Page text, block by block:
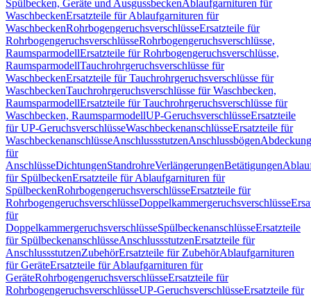
Spülbecken, Geräte und AusgussbeckenAblaufgarnituren für
WaschbeckenErsatzteile für Ablaufgarnituren für
WaschbeckenRohrbogengeruchsverschlüsseErsatzteile für
RohrbogengeruchsverschlüsseRohrbogengeruchsverschlüsse,
RaumsparmodellErsatzteile für Rohrbogengeruchsverschlüsse,
RaumsparmodellTauchrohrgeruchsverschlüsse für
WaschbeckenErsatzteile für Tauchrohrgeruchsverschlüsse für
WaschbeckenTauchrohrgeruchsverschlüsse für Waschbecken,
RaumsparmodellErsatzteile für Tauchrohrgeruchsverschlüsse für
Waschbecken, RaumsparmodellUP-GeruchsverschlüsseErsatzteile
für UP-GeruchsverschlüsseWaschbeckenanschlüsseErsatzteile für
WaschbeckenanschlüsseAnschlussstutzenAnschlussbögen
für
AnschlüsseDichtungenStandrohreVerlängerungenBetätigungen
für SpülbeckenErsatzteile für Ablaufgarnituren für
SpülbeckenRohrbogengeruchsverschlüsseErsatzteile für
RohrbogengeruchsverschlüsseDoppelkammergeruchsverschlüsse
für
DoppelkammergeruchsverschlüsseSpülbeckenanschlüsseErsatzteile
für SpülbeckenanschlüsseAnschlussstutzenErsatzteile für
AnschlussstutzenZubehörErsatzteile für ZubehörAblaufgarnituren
für GeräteErsatzteile für Ablaufgarnituren für
GeräteRohrbogengeruchsverschlüsseErsatzteile für
RohrbogengeruchsverschlüsseUP-GeruchsverschlüsseErsatzteile für